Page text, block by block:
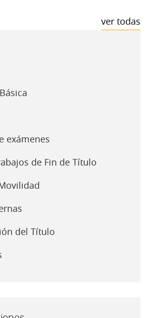
ver todas
exámenes
de Fin de Título
del Título